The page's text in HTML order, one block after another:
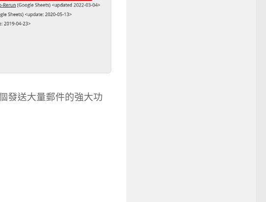
發送大量郵件的強大功